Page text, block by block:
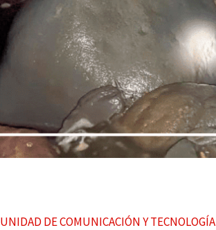
UNIDAD DE COMUNICACIÓN Y TECNOLOGÍA